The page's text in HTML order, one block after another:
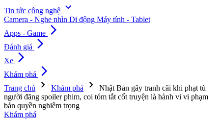
Tin tức công nghệ expand_more
Camera - Nghe nhìn Di động Máy tính - Tablet
Apps - Game arrow_forward_ios
Đánh giá arrow_forward_ios
Xe arrow_forward_ios
Khám phá arrow_forward_ios
Trang chủ chevron_right Khám phá chevron_right
Nhật Bản gây tranh cãi khi phạt tù
người đăng spoiler phim, coi tóm tắt cốt truyện là hành vi vi phạm
bản quyền nghiêm trọng
Khám phá